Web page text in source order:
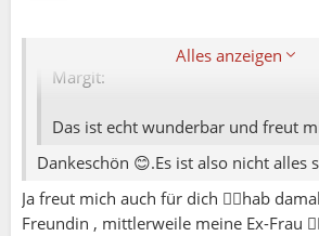
Alles anzeigen
Margit:
Das ist echt wunderbar und freut
Dankeschön 😊.Es ist also nicht alles
Ja freut mich auch für dich 👍🏻hab
Freundin , mittlerweile meine Ex-Frau